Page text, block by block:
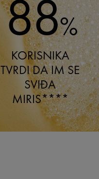
88%
KORISNIKA
TVRDI DA IM SE
SVIĐA
MIRIS****